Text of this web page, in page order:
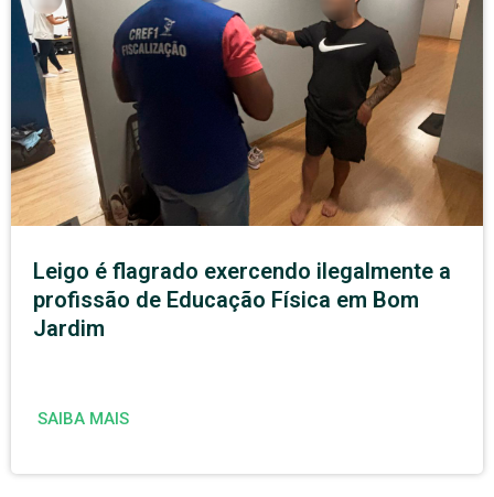
Leigo é flagrado exercendo ilegalmente a
profissão de Educação Física em Bom
Jardim
SAIBA MAIS